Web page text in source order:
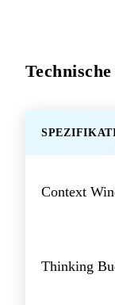
Context
Thinking